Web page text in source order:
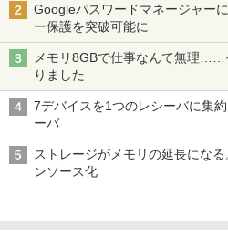
Googleパスワードマネージャー
ー保護を突破可能に
メモリ8GBで仕事なんて無理……
りました
7デバイスを1つのレシーバに集
ーバ
ストレージがメモリの延長にな
ンソース化